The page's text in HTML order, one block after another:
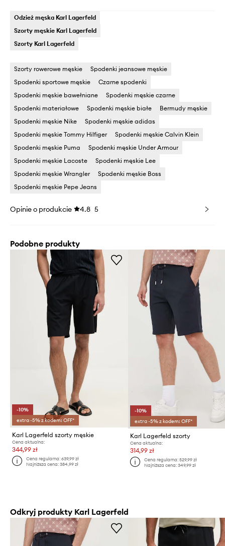
Odzież męska Karl Lagerfeld
Szorty męskie Karl Lagerfeld
Szorty Karl Lagerfeld
Szorty rowerowe męskie
Spodenki jeansowe męskie
Spodenki sportowe męskie
Czarne spodenki
Spodenki męskie bawełniane
Spodenki męskie czarne
Spodenki materiałowe
Spodenki męskie białe
Bermudy męskie
Spodenki męskie Nike
Spodenki męskie adidas
Spodenki męskie Tommy Hilfiger
Spodenki męskie Calvin Klein
Spodenki męskie Puma
Spodenki męskie Under Armour
Spodenki męskie Lacoste
Spodenki męskie Lee
Spodenki męskie Wrangler
Spodenki męskie Boss
Spodenki męskie Pepe Jeans
Opinie o produkcie 4.8 5
Podobne produkty
-10%
extra -5% z kodem: OFF*
Karl Lagerfeld szorty męskie
Cena aktualna:
344,99 zł
Cena regularna:639,99 zł
Najniższa cena:384,99 zł
-10%
extra -5% z kodem: OFF*
Karl Lagerfeld szorty
Cena aktualna:
314,99 zł
Cena regularna: 529,99 zł
Najniższa cena: 349,99 zł
Odkryj produkty Karl Lagerfeld